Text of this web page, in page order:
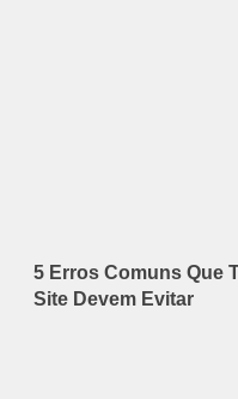
5 Erros Comuns Que
Site Devem Evitar